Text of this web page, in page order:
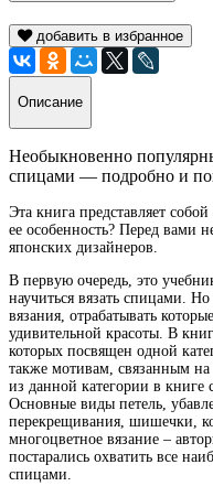
добавить в избранное
Описание
Необыкновенно
спицами — подробно и
Эта книга представляет
ее особенность? Перед вами
японских дизайнеров.
В первую очередь, это
научиться вязать спицами.
вязания, отрабатывать
удивительной красоты. В
которых посвящен одной
также мотивам, связанным
из данной категории в книге
Основные виды петель,
перекрещивания, шишечки,
многоцветное вязание –
постарались охватить все
спицами.